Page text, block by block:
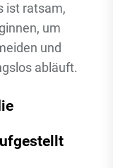
ist ratsam,
um
und
abläuft.